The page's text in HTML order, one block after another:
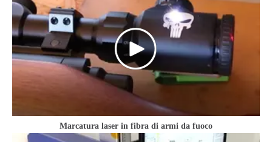
Marcatura laser in fibra di armi da fuoco